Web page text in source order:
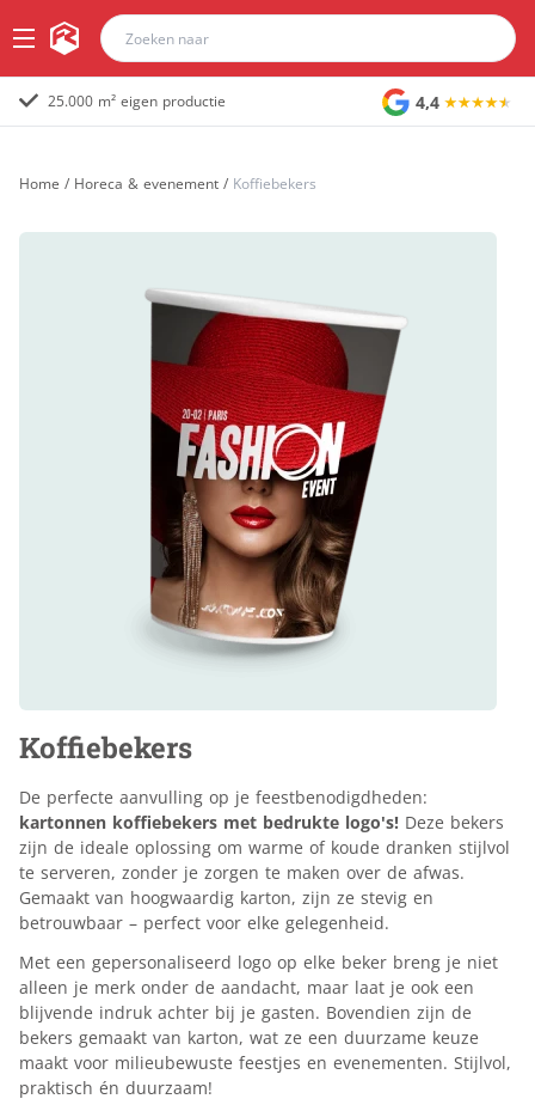
25.000 m² eigen productie 4,4
Home / Horeca & evenement / Koffiebekers
Koffiebekers
De perfecte aanvulling op je feestbenodigdheden:
kartonnen koffiebekers met bedrukte logo's! Deze bekers
zijn de ideale oplossing om warme of koude dranken stijlvol
te serveren, zonder je zorgen te maken over de afwas.
Gemaakt van hoogwaardig karton, zijn ze stevig en
betrouwbaar – perfect voor elke gelegenheid.
Met een gepersonaliseerd logo op elke beker breng je niet
alleen je merk onder de aandacht, maar laat je ook een
blijvende indruk achter bij je gasten. Bovendien zijn de
bekers gemaakt van karton, wat ze een duurzame keuze
maakt voor milieubewuste feestjes en evenementen. Stijlvol,
praktisch én duurzaam!